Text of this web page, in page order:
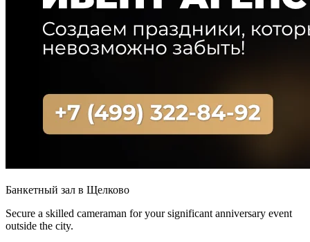
Банкетный зал в Щелково
Secure a skilled cameraman for your significant anniversary event
outside the city.